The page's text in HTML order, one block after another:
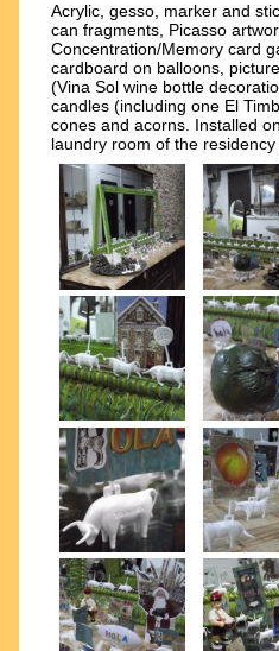
Acrylic, gesso, marker and
can fragments, Picasso
Concentration/Memory card
cardboard on balloons,
(Vina Sol wine bottle
candles (including one El
cones and acorns. Installed
laundry room of the residency